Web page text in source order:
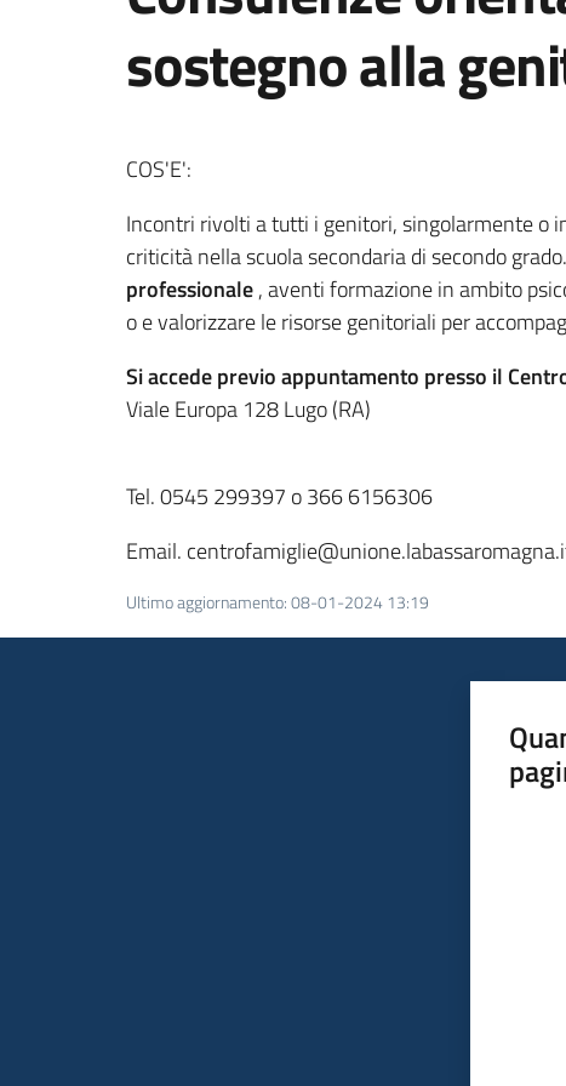
sostegno alla
COS'E':
Incontri rivolti a tutti i genitori, singolarmente o
criticità nella scuola secondaria di secondo
professionale, aventi formazione in ambito
o e valorizzare le risorse genitoriali per
Si accede previo appuntamento presso il
Viale Europa 128 Lugo (RA)
Tel. 0545 299397 o 366 6156306
Email.
Ultimo aggiornamento:08-01-2024 13:19